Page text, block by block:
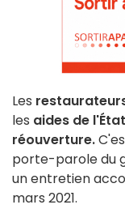
Les
les aides de l'État
réouverture.
porte-parole du
un entretien
mars 2021.